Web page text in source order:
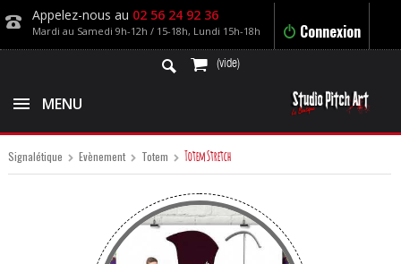
Connexion
Appelez-nous au 02 56 24 92 36
Mardi au Samedi 9h-12h / 15-18h, Lundi 15h-18h
(vide)
MENU
Signalétique Evènement Totem Totem Stretch